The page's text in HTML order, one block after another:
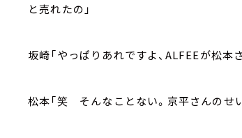
と売れたの」
坂崎「やっぱりあれですよ、 ALFEEが松本
松本「笑 そんなことない。京平さんのせ